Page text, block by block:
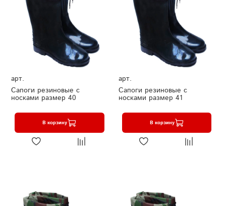
арт.
Сапоги резиновые с
носками размер 40
В корзину
арт.
Сапоги резиновые с
носками размер 41
В корзину